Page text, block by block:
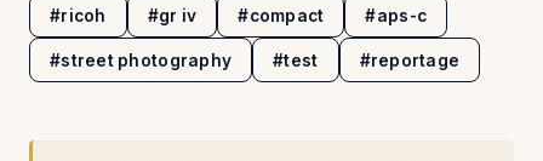
#ricoh #gr iv #compact #aps-c
#street photography #test #reportage